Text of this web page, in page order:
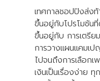
เทศกาลชอปปิงส่งท้
ขึ้นอยู่กับโปรโมชัน
ขึ้นอยู่กับ การเตรี
การวางแผนแคมเ
ไปจนถึงการเลือกเ
เงินเป็นเรื่องง่าย